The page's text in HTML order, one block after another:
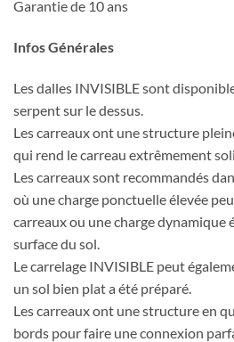
Garantie de 10 ans
Infos Générales
Les dalles INVISIBLE sont
serpent sur le dessus.
Les carreaux ont une structure
qui rend le carreau extrêmement
Les carreaux sont recommandés
où une charge ponctuelle élevée
carreaux ou une charge dynamique
surface du sol.
Le carrelage INVISIBLE peut
un sol bien plat a été préparé.
Les carreaux ont une structure en
bords pour faire une connexion